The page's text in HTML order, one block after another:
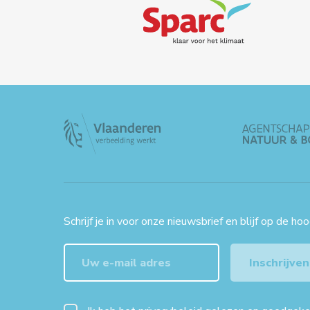
Schrijf je in voor onze nieuwsbrief en blijf op de
Inschrijven